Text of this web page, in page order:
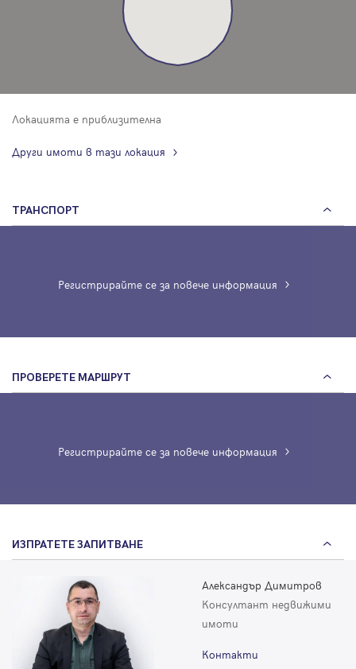
Локацията е приблизителна
Други имоти в тази локация
ТРАНСПОРТ
Регистрирайте се за повече информация
ПРОВЕРЕТЕ МАРШРУТ
Регистрирайте се за повече информация
ИЗПРАТЕТЕ ЗАПИТВАНЕ
Александър Димитров
Консултант недвижими
имоти
Контакти